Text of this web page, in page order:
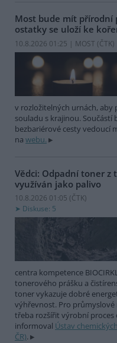
Most bude mít přírodní
ostatky se uloží ke
10.8.2026 01:25 | MOST (ČTK)
v rozložitelných urnách,
souladu s krajinou. Součástí
bezbariérové cesty vedoucí
na webu.
Vědci: Odpadní toner z
využíván jako palivo
10.8.2026 01:05 (ČTK)
Diskuse: 5
centra kompetence
tonerového prášku a
toner vykazuje dobré
výhřevnost. Pro průmyslové
třeba rozšířit výrobní proces
informoval Ústav
ČR).